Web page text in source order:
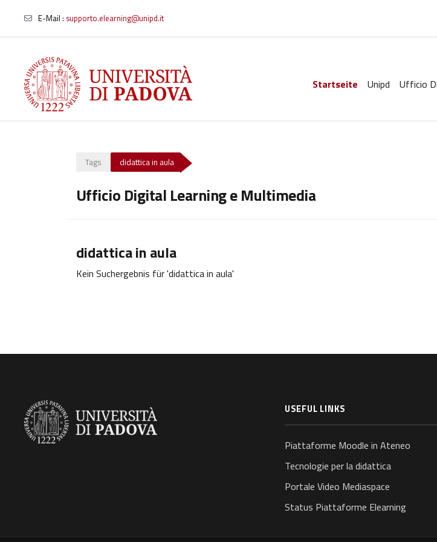
Zum Hauptinhalt
E-Mail : supporto.elearning@unipd.it
Startseite Unipd Ufficio
Tags didattica in aula
Ufficio Digital Learning e Multimedia
didattica in aula
Kein Suchergebnis für 'didattica in aula'
USEFUL LINKS
Piattaforme Moodle in Ateneo
Tecnologie per la didattica
Portale Video Mediaspace
Status Piattaforme Elearning